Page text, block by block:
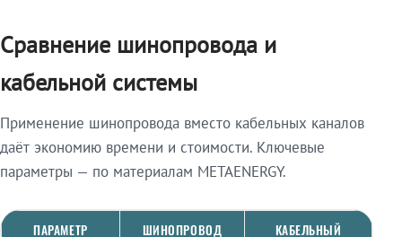
Сравнение шинопровода и
кабельной системы
Применение шинопровода вместо кабельных каналов
даёт экономию времени и стоимости. Ключевые
параметры — по материалам METAENERGY.
ПАРАМЕТР
ШИНОПРОВОД
КАБЕЛЬНЫЙ